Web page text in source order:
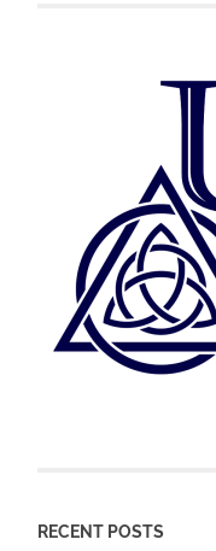
RECENT POSTS